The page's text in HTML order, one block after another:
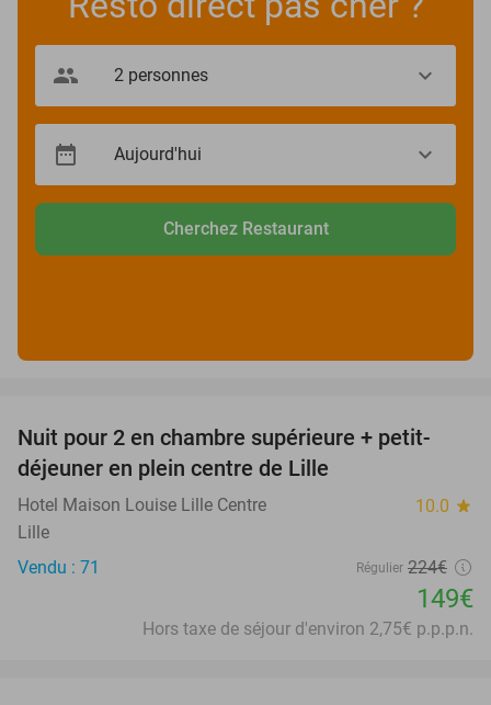
Cherchez Restaurant
33%
Nuit pour 2 en chambre supérieure + petit-
déjeuner en plein centre de Lille
Hotel Maison Louise Lille Centre 10.0 star
Lille
Vendu : 71
Régulier 224€
149€
Hors taxe de séjour d'environ 2,75€ p.p.p.n.